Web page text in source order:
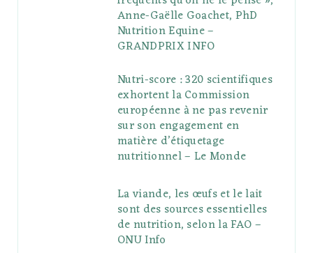
Anne-Gaëlle Goachet, PhD
Nutrition Equine –
GRANDPRIX INFO
Nutri-score : 320 scientifiques
exhortent la Commission
européenne à ne pas revenir
sur son engagement en
matière d’étiquetage
nutritionnel – Le Monde
La viande, les œufs et le lait
sont des sources essentielles
de nutrition, selon la FAO –
ONU Info